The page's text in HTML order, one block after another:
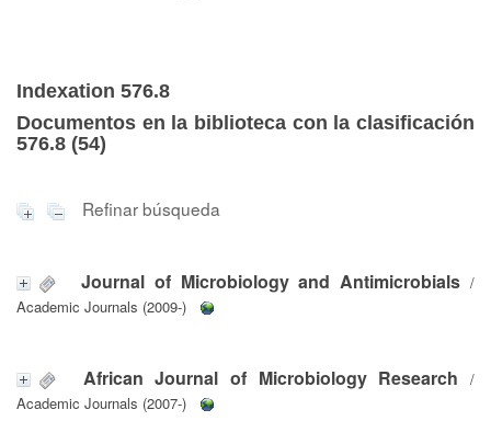
Indexation 576.8
Documentos en la biblioteca con la clasificación
576.8 (54)
Refinar búsqueda
Journal of Microbiology and Antimicrobials /
Academic Journals (2009-)
African Journal of Microbiology Research /
Academic Journals (2007-)